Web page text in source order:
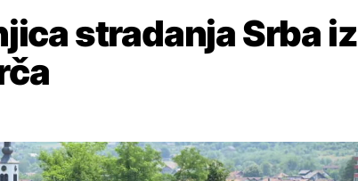
stradanja Srba iz